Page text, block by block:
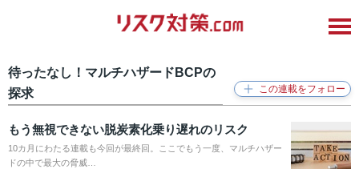
待ったなし！マルチハザードBCPの
探求
もう無視できない脱炭素化乗り遅れのリスク
10カ月にわたる連載も今回が最終回。ここでもう一度、マルチハザー
ドの中で最大の脅威…